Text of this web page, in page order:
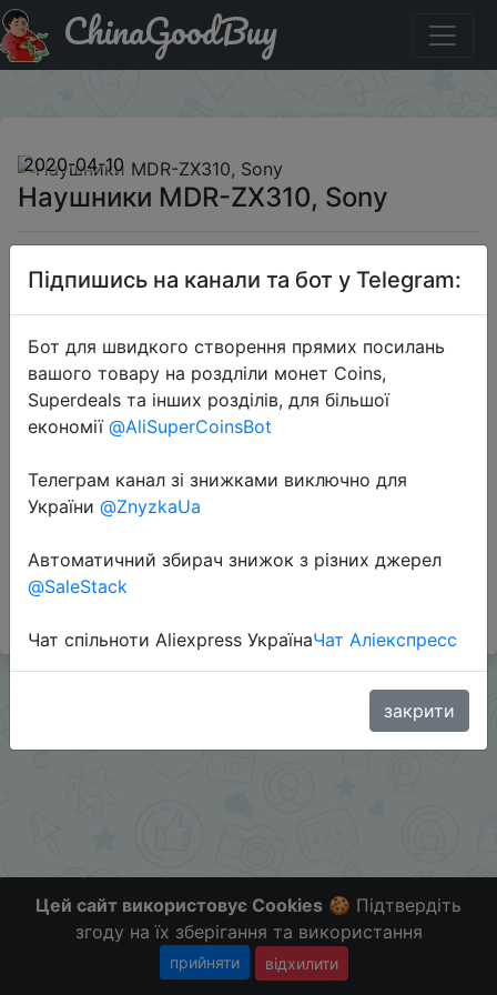
Придбати по акціи Наушники MDR-ZX310, Sony
ChinaGoodBuy
2020-04-10
Наушники MDR-ZX310, Sony
922 руб.
Sale
Перейти до магазину
#Wildberries #RU
Больше скидок в telegram
Цей сайт використовує Cookies 🍪 Підтвердіть
згоду на їх зберігання та використання
прийняти відхилити
Підпишись на канали та бот у Telegram:
Бот для швидкого створення прямих посилань
вашого товару на роздліли монет Coins,
Superdeals та інших розділів, для більшої
економії @AliSuperCoinsBot
Телеграм канал зі знижками виключно для
України @ZnyzkaUa
Автоматичний збирач знижок з різних джерел
@SaleStack
Чат спільноти Aliexpress УкраїнаЧат Аліекспресс
закрити